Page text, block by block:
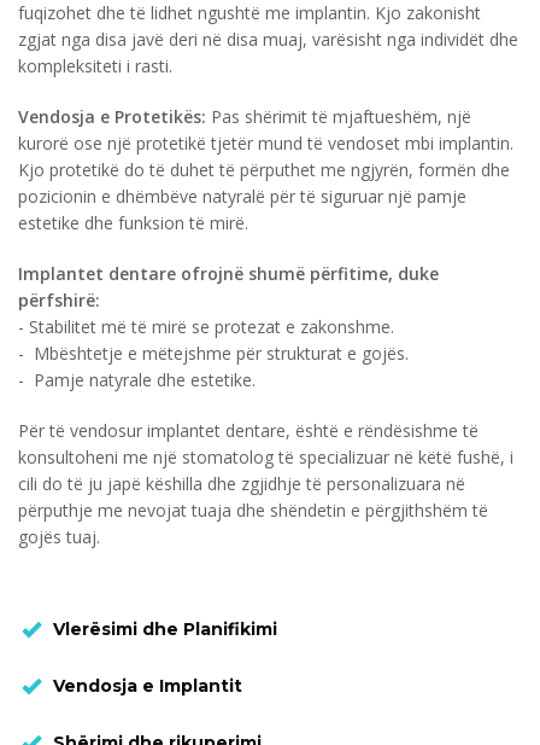
fuqizohet dhe të lidhet ngushtë me implantin. Kjo zakonisht
zgjat nga disa javë deri në disa muaj, varësisht nga individët dhe
kompleksiteti i rasti.
Vendosja e Protetikës: Pas shërimit të mjaftueshëm, një
kurorë ose një protetikë tjetër mund të vendoset mbi implantin.
Kjo protetikë do të duhet të përputhet me ngjyrën, formën dhe
pozicionin e dhëmbëve natyralë për të siguruar një pamje
estetike dhe funksion të mirë.
Implantet dentare ofrojnë shumë përfitime, duke
përfshirë:
- Stabilitet më të mirë se protezat e zakonshme.
- Mbështetje e mëtejshme për strukturat e gojës.
- Pamje natyrale dhe estetike.
Për të vendosur implantet dentare, është e rëndësishme të
konsultoheni me një stomatolog të specializuar në këtë fushë, i
cili do të ju japë këshilla dhe zgjidhje të personalizuara në
përputhje me nevojat tuaja dhe shëndetin e përgjithshëm të
gojës tuaj.
Vlerësimi dhe Planifikimi
Vendosja e Implantit